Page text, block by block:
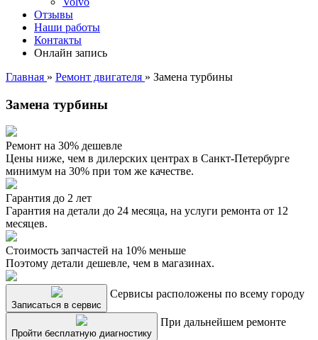
Отзывы
Наши работы
Контакты
Онлайн запись
Главная » Ремонт двигателя » Замена турбины
Замена турбины
Ремонт на 30% дешевле
Цены ниже, чем в дилерских центрах в Санкт-Петербурге
минимум на 30% при том же качестве.
Гарантия до 2 лет
Гарантия на детали до 24 месяца, на услуги ремонта от 12
месяцев.
Стоимость запчастей на 10% меньше
Поэтому детали дешевле, чем в магазинах.
Записаться в сервис
Сервисы расположены по всему городу
Пройти бесплатную диагностику
При дальнейшем ремонте